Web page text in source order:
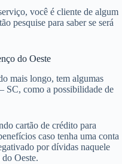
você é cliente de algum
pesquise para saber se será
do Oeste
mais longo, tem algumas
SC, como a possibilidade de
cartão de crédito para
caso tenha uma conta
por dívidas naquele
Oeste.